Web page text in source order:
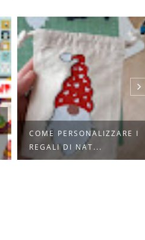
COME PERSONALIZZARE I
REGALI DI NAT...